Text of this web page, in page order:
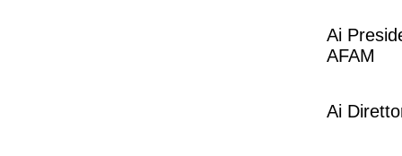
Ai
AFAM
Ai